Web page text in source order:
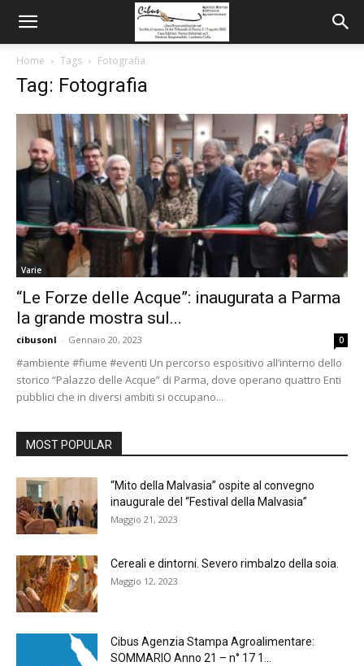
Home Tags Fotografia
Tag: Fotografia
Varie
“Le Forze delle Acque”: inaugurata a Parma
la grande mostra sul...
cibusonl - Gennaio 20, 2023 0
#ambiente #fiume #eventi Un percorso espositivo all’interno dello
storico “Palazzo delle Acque” di Parma, dove operano quattro Enti
pubblici che in diversi ambiti si occupano...
MOST POPULAR
“Mito della Malvasia” ospite al convegno
inaugurale del “Festival della Malvasia”
Maggio 21, 2023
Cereali e dintorni. Severo rimbalzo della soia.
Maggio 12, 2023
Cibus Agenzia Stampa Agroalimentare:
SOMMARIO Anno 21 – n° 17 1...